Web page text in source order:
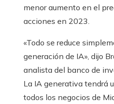
menor aumento en el
acciones en 2023.
«Todo se reduce
generación de IA», dijo
analista del banco de
La IA generativa tendrá
todos los negocios de